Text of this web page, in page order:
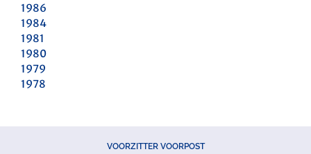
1986
1984
1981
1980
1979
1978
VOORZITTER VOORPOST